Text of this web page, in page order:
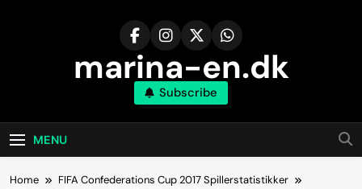
marina-en.dk
Subscribe
MENU
Home
FIFA Confederations Cup 2017 Spillerstatistikker